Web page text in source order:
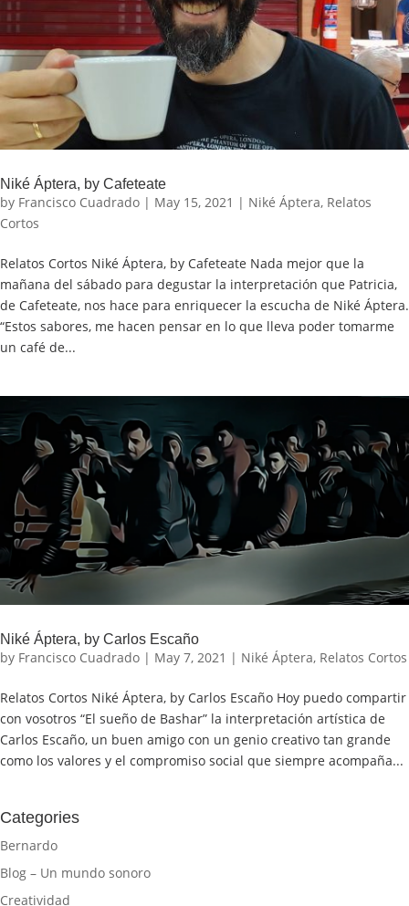
Niké Áptera, by Cafeteate
by Francisco Cuadrado | May 15, 2021 | Niké Áptera, Relatos
Cortos
Relatos Cortos Niké Áptera, by Cafeteate Nada mejor que la
mañana del sábado para degustar la interpretación que Patricia,
de Cafeteate, nos hace para enriquecer la escucha de Niké Áptera.
“Estos sabores, me hacen pensar en lo que lleva poder tomarme
un café de...
Niké Áptera, by Carlos Escaño
by Francisco Cuadrado | May 7, 2021 | Niké Áptera, Relatos Cortos
Relatos Cortos Niké Áptera, by Carlos Escaño Hoy puedo compartir
con vosotros “El sueño de Bashar” la interpretación artística de
Carlos Escaño, un buen amigo con un genio creativo tan grande
como los valores y el compromiso social que siempre acompaña...
Categories
Bernardo
Blog – Un mundo sonoro
Creatividad